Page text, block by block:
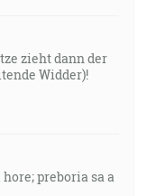
zieht dann der
Widder)!
preboria sa a